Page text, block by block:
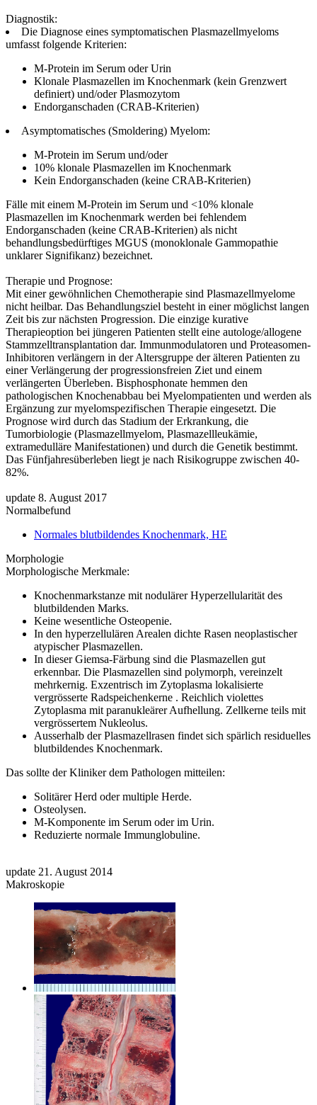
Diagnostik:
Die Diagnose eines symptomatischen Plasmazellmyeloms
umfasst folgende Kriterien:
M-Protein im Serum oder Urin
Klonale Plasmazellen im Knochenmark (kein Grenzwert
definiert) und/oder Plasmozytom
Endorganschaden (CRAB-Kriterien)
Asymptomatisches (Smoldering) Myelom:
M-Protein im Serum und/oder
10% klonale Plasmazellen im Knochenmark
Kein Endorganschaden (keine CRAB-Kriterien)
Fälle mit einem M-Protein im Serum und <10% klonale
Plasmazellen im Knochenmark werden bei fehlendem
Endorganschaden (keine CRAB-Kriterien) als nicht
behandlungsbedürftiges MGUS (monoklonale Gammopathie
unklarer Signifikanz) bezeichnet.
Therapie und Prognose:
Mit einer gewöhnlichen Chemotherapie sind Plasmazellmyelome
nicht heilbar. Das Behandlungsziel besteht in einer möglichst langen
Zeit bis zur nächsten Progression. Die einzige kurative
Therapieoption bei jüngeren Patienten stellt eine autologe/allogene
Stammzelltransplantation dar. Immunmodulatoren und Proteasomen-
Inhibitoren verlängern in der Altersgruppe der älteren Patienten zu
einer Verlängerung der progressionsfreien Ziet und einem
verlängerten Überleben. Bisphosphonate hemmen den
pathologischen Knochenabbau bei Myelompatienten und werden als
Ergänzung zur myelomspezifischen Therapie eingesetzt. Die
Prognose wird durch das Stadium der Erkrankung, die
Tumorbiologie (Plasmazellmyelom, Plasmazellleukämie,
extramedulläre Manifestationen) und durch die Genetik bestimmt.
Das Fünfjahresüberleben liegt je nach Risikogruppe zwischen 40-
82%.
update 8. August 2017
Normalbefund
Normales blutbildendes Knochenmark, HE
Morphologie
Morphologische Merkmale:
Knochenmarkstanze mit nodulärer Hyperzellularität des
blutbildenden Marks.
Keine wesentliche Osteopenie.
In den hyperzellulären Arealen dichte Rasen neoplastischer
atypischer Plasmazellen.
In dieser Giemsa-Färbung sind die Plasmazellen gut
erkennbar. Die Plasmazellen sind polymorph, vereinzelt
mehrkernig. Exzentrisch im Zytoplasma lokalisierte
vergrösserte Radspeichenkerne . Reichlich violettes
Zytoplasma mit paranukleärer Aufhellung. Zellkerne teils mit
vergrössertem Nukleolus.
Ausserhalb der Plasmazellrasen findet sich spärlich residuelles
blutbildendes Knochenmark.
Das sollte der Kliniker dem Pathologen mitteilen:
Solitärer Herd oder multiple Herde.
Osteolysen.
M-Komponente im Serum oder im Urin.
Reduzierte normale Immunglobuline.
update 21. August 2014
Makroskopie